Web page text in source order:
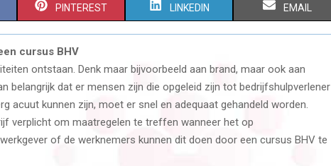
S
H
A
R
E
O
PINTEREST S
H
R
E
LINKEDIN S
H
R
E
EMAIL
cursus BHV
ontstaan. Denk maar bijvoorbeeld aan brand, maar ook aan
belangrijk dat er mensen zijn die opgeleid zijn tot bedrijfshulpverlener
acuut kunnen zijn, moet er snel en adequaat gehandeld worden.
verplicht om maatregelen te treffen wanneer het op
of de werknemers kunnen dit doen door een cursus BHV te